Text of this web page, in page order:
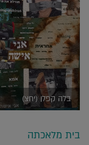
בלה קפלן (יחצ)
בית מלאכתה